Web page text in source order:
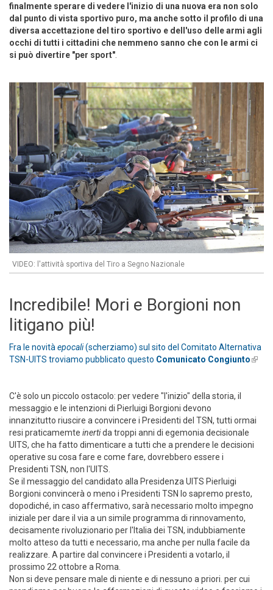
finalmente sperare di vedere l'inizio di una nuova era non solo
dal punto di vista sportivo puro, ma anche sotto il profilo di una
diversa accettazione del tiro sportivo e dell'uso delle armi agli
occhi di tutti i cittadini che nemmeno sanno che con le armi ci
si può divertire "per sport".
VIDEO: l'attività sportiva del Tiro a Segno Nazionale
Incredibile! Mori e Borgioni non
litigano più!
Fra le novità epocali(scherziamo) sul sito del Comitato Alternativa
TSN-UITS troviamo pubblicato questo Comunicato Congiunto(link
C'è solo un piccolo ostacolo: per vedere "l'inizio" della storia, il
messaggio e le intenzioni di Pierluigi Borgioni devono
innanzitutto riuscire a convincere i Presidenti del TSN, tutti ormai
resi praticamemte inertida troppi anni di egemonia decisionale
UITS, che ha fatto dimenticare a tutti che a prendere le decisioni
operative su cosa fare e come fare, dovrebbero essere i
Presidenti TSN, non l'UITS.
Se il messaggio del candidato alla Presidenza UITS Pierluigi
Borgioni convincerà o meno i Presidenti TSN lo sapremo presto,
dopodiché, in caso affermativo, sarà necessario molto impegno
iniziale per dare il via a un simile programma di rinnovamento,
decisamente rivoluzionario per l'Italia dei TSN, indubbiamente
molto atteso da tutti e necessario, ma anche per nulla facile da
realizzare. A partire dal convincere i Presidenti a votarlo, il
prossimo 22 ottobre a Roma.
Non si deve pensare male di niente e di nessuno a priori. per cui